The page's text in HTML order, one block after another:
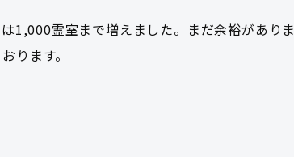
1,000霊室まで増えました。まだ余裕がありま
ります。